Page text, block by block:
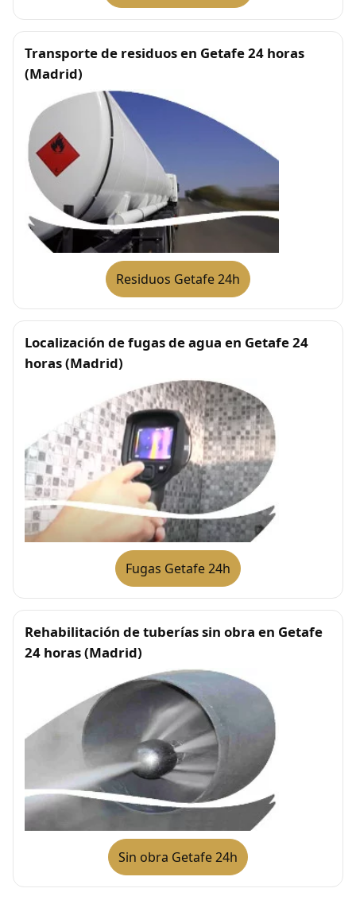
Transporte de residuos en Getafe 24 horas
(Madrid)
Residuos Getafe 24h
Localización de fugas de agua en Getafe 24
horas (Madrid)
Fugas Getafe 24h
Rehabilitación de tuberías sin obra en Getafe
24 horas (Madrid)
Sin obra Getafe 24h